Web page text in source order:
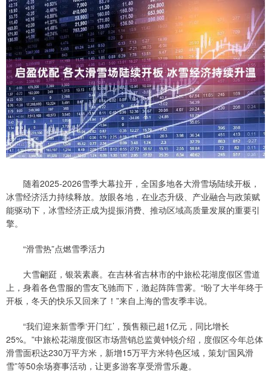
随着2025-2026雪季大幕拉开，全国多地各大滑雪场陆续开板，
冰雪经济活力持续释放。放眼各地，在业态升级、产业融合与政策赋
能驱动下，冰雪经济正成为提振消费、推动区域高质量发展的重要引
擎。
“滑雪热”点燃雪季活力
大雪翩跹，银装素裹。在吉林省吉林市的中旅松花湖度假区雪道
上，身着各色雪服的雪友飞驰而下，激起阵阵雪雾。“盼了大半年终于
开板，冬天的快乐又回来了！”来自上海的雪友季丰说。
“我们迎来新雪季‘开门红’，预售额已超1亿元，同比增长
25%。”中旅松花湖度假区市场营销总监黄钟锐介绍，度假区今年总体
滑雪面积达230万平方米，新增15万平方米特色区域，策划“国风滑
雪”等50余场赛事活动，让更多游客享受滑雪乐趣。